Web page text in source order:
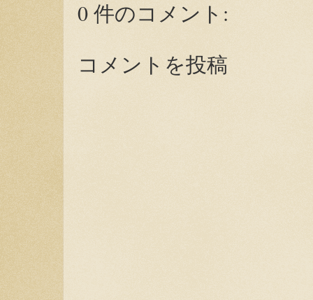
0 件のコメント:
コメントを投稿